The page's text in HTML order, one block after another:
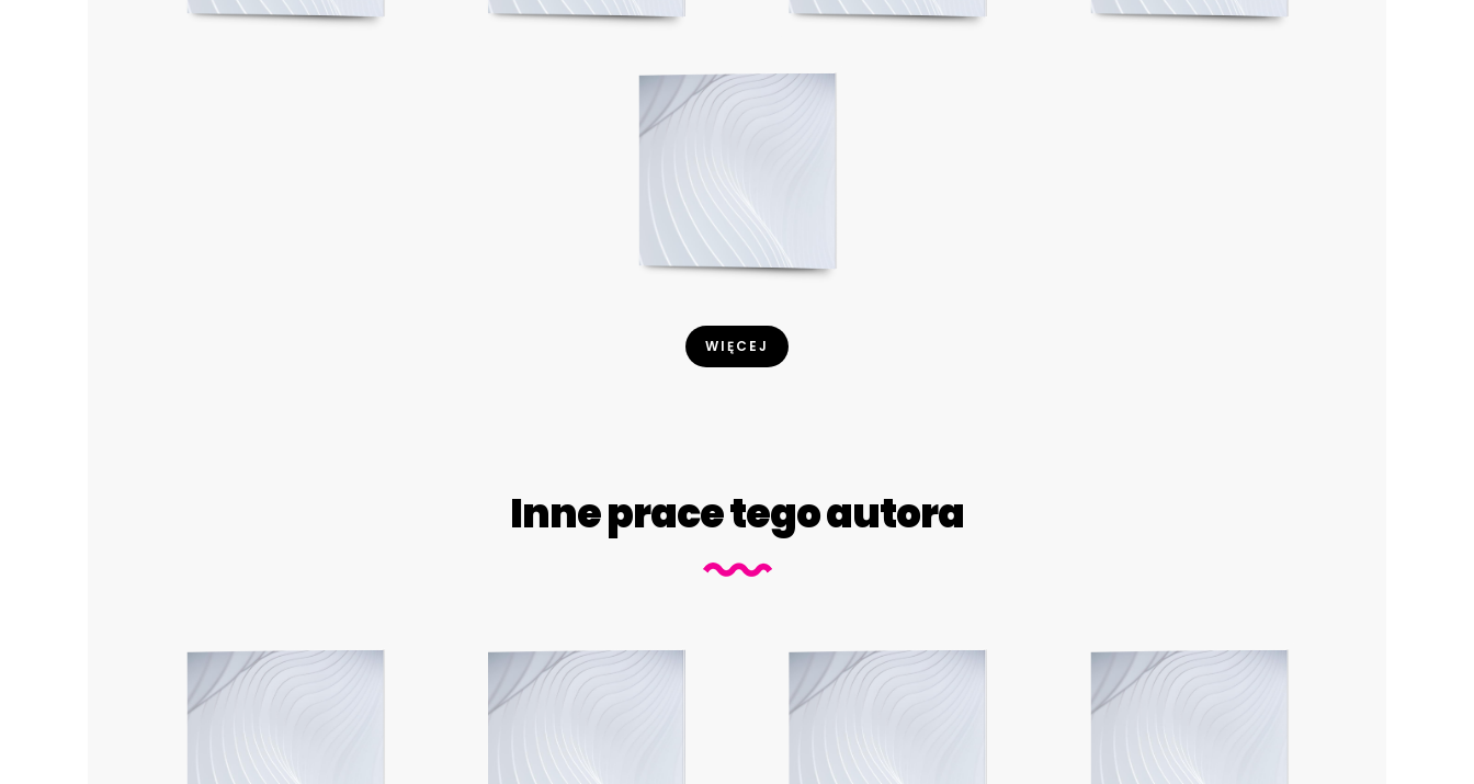
WIĘCEJ
Inne prace tego autora